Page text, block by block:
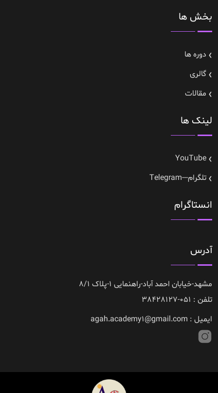
بخش ها
دوره ها
گالری
مقالات
لینک ها
YouTube
تلگرام---Telegram
انستاگرام
آدرس
مشهد-خیابان احمد آباد-راهنمایی 1-پلاک 8/1
تلفن : 051-38428127
ایمیل : agah.academy1@gmail.com